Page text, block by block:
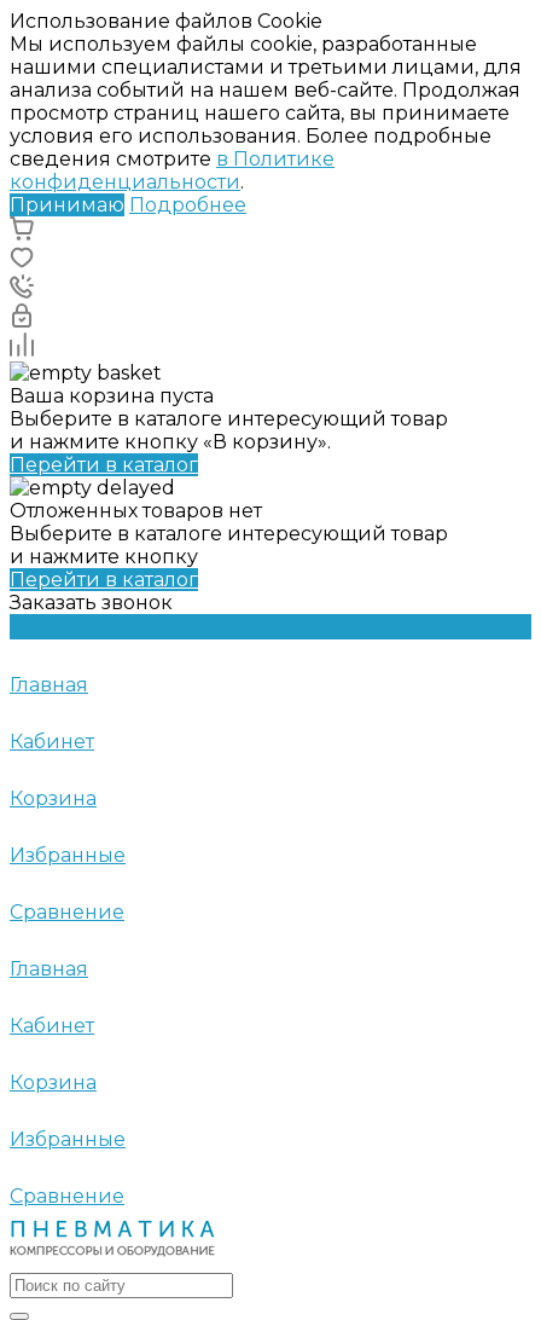
Использование файлов Cookie
Мы используем файлы cookie, разработанные
нашими специалистами и третьими лицами, для
анализа событий на нашем веб-сайте. Продолжая
просмотр страниц нашего сайта, вы принимаете
условия его использования. Более подробные
сведения смотрите в Политике
конфиденциальности.
Принимаю Подробнее
Ваша корзина пуста
Выберите в каталоге интересующий товар
и нажмите кнопку «В корзину».
Перейти в каталог
Отложенных товаров нет
Выберите в каталоге интересующий товар
и нажмите кнопку
Перейти в каталог
Заказать звонок
Главная
Кабинет
Корзина
Избранные
Сравнение
Главная
Кабинет
Корзина
Избранные
Сравнение